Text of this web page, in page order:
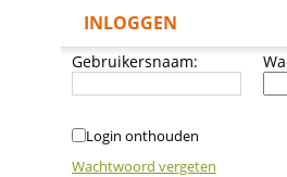
INLOGGEN
Gebruikersnaam:
Login onthouden
Wachtwoord vergeten